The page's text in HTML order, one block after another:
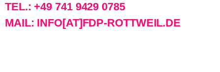
TEL.: +49 741 9429 0785
MAIL: INFO[AT]FDP-ROTTWEIL.DE